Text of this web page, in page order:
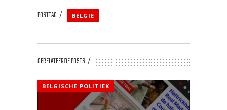
POSTTAG BELGIE
GERELATEERDE POSTS
BELGISCHE POLITIEK